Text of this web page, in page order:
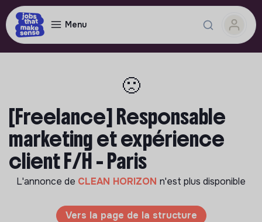
Menu
🙁
[Freelance] Responsable
marketing et expérience
client F/H - Paris
L'annonce de CLEAN HORIZON n'est plus disponible
Vers la page de la structure